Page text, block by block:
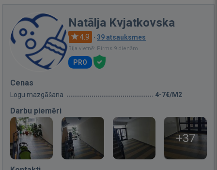
Natālja Kvjatkovska
4.9 · 39 atsauksmes
Bija vietnē: Pirms 9 dienām
PRO
Cenas
Logu mazgāšana 4-7€/M2
Darbu piemēri
+37